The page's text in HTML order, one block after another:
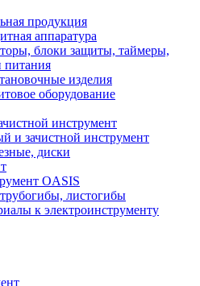
продукция
аппаратура
блоки защиты, таймеры,
питания
изделия
оборудование
инструмент
и зачистной инструмент
диски
OASIS
листогибы
к электроинструменту